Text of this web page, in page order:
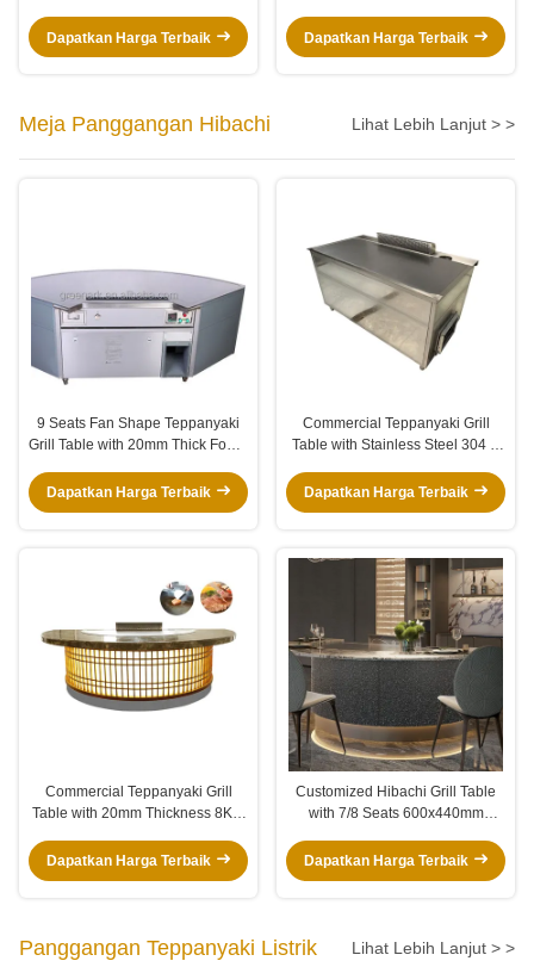
95% tingkat Ekstraksi Asap
Dapatkan Harga Terbaik
Cerdas 280°C, dan Area
Pemanasan 896x390mm
Dapatkan Harga Terbaik
Meja Panggangan Hibachi Lihat Lebih Lanjut > >
9 Seats Fan Shape Teppanyaki
Grill Table with 20mm Thick Food-
Power
Dapatkan Harga Terbaik
Commercial Teppanyaki Grill
Table with Stainless Steel 304 &
Certified and 8 Seats Capacity
Dapatkan Harga Terbaik
Commercial Teppanyaki Grill
Table with 20mm Thickness 8KW
Capacity for Restaurants
Dapatkan Harga Terbaik
Customized Hibachi Grill Table
with 7/8 Seats 600x440mm
Warranty
Dapatkan Harga Terbaik
Panggangan Teppanyaki Listrik Lihat Lebih Lanjut > >